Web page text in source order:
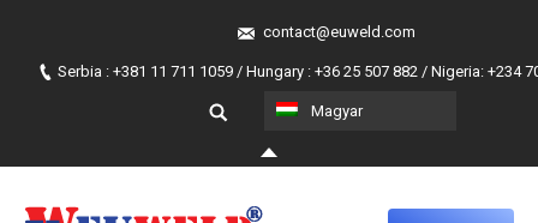
contact@euweld.com
Serbia : +381 11 711 1059 / Hungary : +36 25 507 882 / Nigeria: +234
Magyar